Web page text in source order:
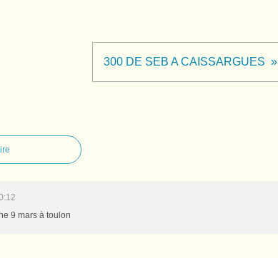
300 DE SEB A CAISSARGUES
9 mars à toulon